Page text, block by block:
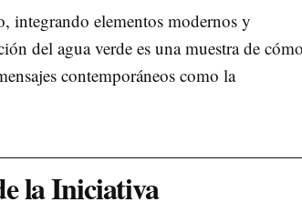
integrando elementos modernos y
del agua verde es una muestra de
contemporáneos como la
la Iniciativa